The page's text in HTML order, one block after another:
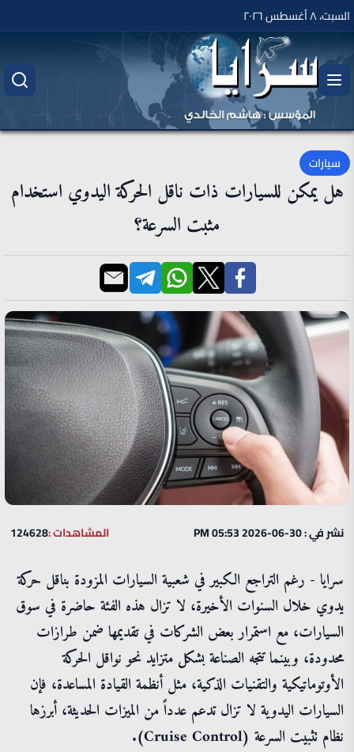
السبت، ٨ أغسطس ٢٠٢٦
سيارات
هل يمكن للسيارات ذات ناقل الحركة اليدوي استخدام
مثبت السرعة؟
نشر في : 30-06-2026 05:53 PM المشاهدات :124628
سرايا - رغم التراجع الكبير في شعبية السيارات المزودة بناقل حركة
يدوي خلال السنوات الأخيرة، لا تزال هذه الفئة حاضرة في سوق
السيارات، مع استمرار بعض الشركات في تقديمها ضمن طرازات
محدودة، وبينما تتجه الصناعة بشكل متزايد نحو نواقل الحركة
الأوتوماتيكية والتقنيات الذكية، مثل أنظمة القيادة المساعدة، فإن
السيارات اليدوية لا تزال تدعم عدداً من الميزات الحديثة، أبرزها
نظام تثبيت السرعة (Cruise Control).